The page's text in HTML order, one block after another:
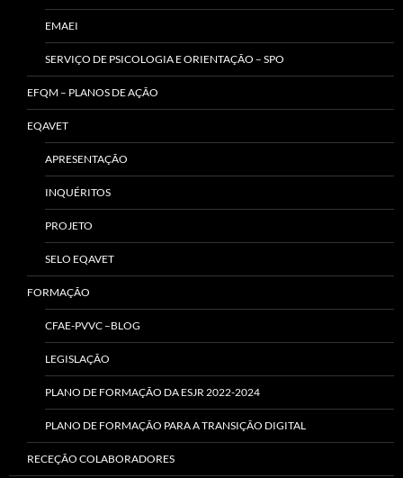
EMAEI
SERVIÇO DE PSICOLOGIA E ORIENTAÇÃO – SPO
EFQM – PLANOS DE AÇÃO
EQAVET
APRESENTAÇÃO
INQUÉRITOS
PROJETO
SELO EQAVET
FORMAÇÃO
CFAE-PVVC –BLOG
LEGISLAÇÃO
PLANO DE FORMAÇÃO DA ESJR 2022-2024
PLANO DE FORMAÇÃO PARA A TRANSIÇÃO DIGITAL
RECEÇÃO COLABORADORES